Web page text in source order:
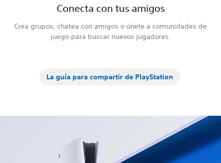
Conecta con tus amigos
Crea grupos, chatea con amigos o únete a comunidades de
juego para buscar nuevos jugadores.
La guía para compartir de PlayStation